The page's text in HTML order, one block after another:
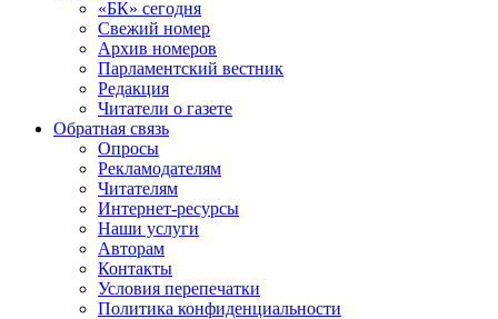
«БК» сегодня
Свежий номер
Архив номеров
Парламентский вестник
Редакция
Читатели о газете
Обратная связь
Опросы
Рекламодателям
Читателям
Интернет-ресурсы
Наши услуги
Авторам
Контакты
Условия перепечатки
Политика конфиденциальности